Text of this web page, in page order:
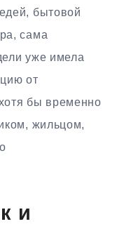
бытовой
сама
уже имела
от
бы временно
жильцом,
и